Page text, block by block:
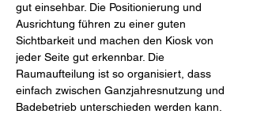
gut einsehbar. Die Positionierung und
Ausrichtung führen zu einer guten
Sichtbarkeit und machen den Kiosk von
jeder Seite gut erkennbar. Die
Raumaufteilung ist so organisiert, dass
einfach zwischen Ganzjahresnutzung und
Badebetrieb unterschieden werden kann.